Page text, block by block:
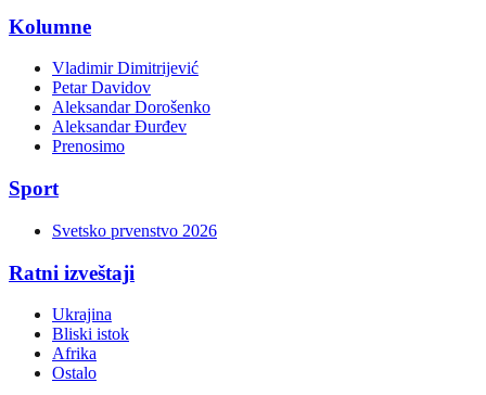
Kolumne
Vladimir Dimitrijević
Petar Davidov
Aleksandar Dorošenko
Aleksandar Đurđev
Prenosimo
Sport
Svetsko prvenstvo 2026
Ratni izveštaji
Ukrajina
Bliski istok
Afrika
Ostalo